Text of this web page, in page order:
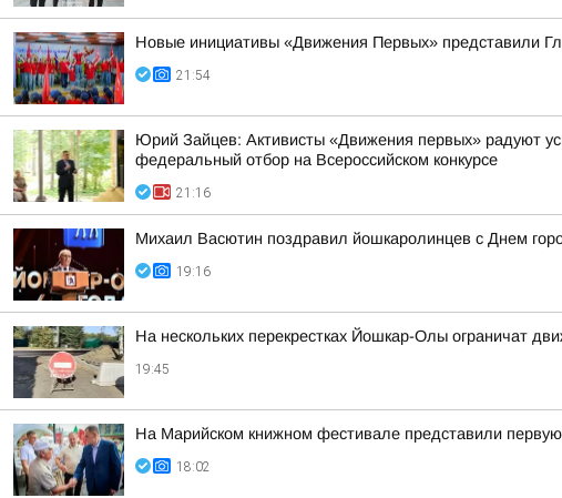
Новые инициативы «Движения Первых» представили
21:54
Юрий Зайцев: Активисты «Движения первых» радуют
федеральный отбор на Всероссийском конкурсе
21:16
Михаил Васютин поздравил йошкаролинцев с Днем
19:16
На нескольких перекрестках Йошкар-Олы ограничат
19:45
На Марийском книжном фестивале представили
18:02